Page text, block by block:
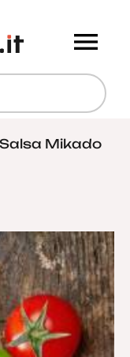
Salsa Mikado